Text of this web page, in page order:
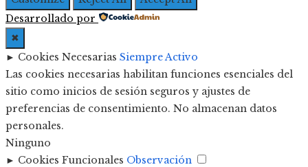
Desarrollado por
✖
► Cookies Necesarias Siempre Activo
Las cookies necesarias habilitan funciones esenciales del
sitio como inicios de sesión seguros y ajustes de
preferencias de consentimiento. No almacenan datos
personales.
Ninguno
► Cookies Funcionales Observación